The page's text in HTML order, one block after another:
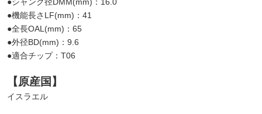
●機能長さLF(mm)：41
●全長OAL(mm)：65
●外径BD(mm)：9.6
●適合チップ：T06
【原産国】
イスラエル